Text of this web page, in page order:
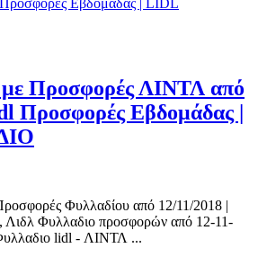
Προσφορές ΛΙΝΤΛ από
Προσφορές Εβδομάδας |
Φυλλαδίου από 12/11/2018 |
Φυλλαδιο προσφορών από 12-11-
lidl - ΛΙΝΤΛ ...